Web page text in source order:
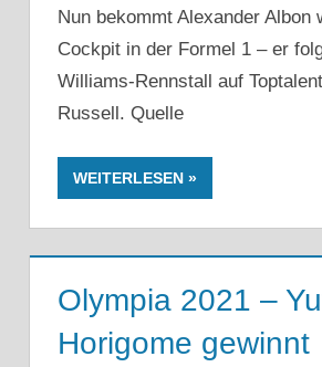
Nun bekommt Alexander Albon
Cockpit in der Formel 1 – er
Williams-Rennstall auf
Russell. Quelle
WEITERLESEN
Olympia 2021 –
Horigome gewinnt